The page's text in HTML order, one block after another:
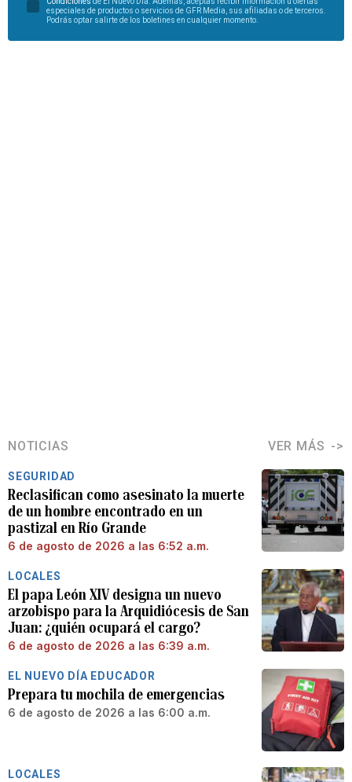
especiales de productos o servicios de GFR Media, sus afiliadas o de terceros.
Podrás optar salirte de los boletines en cualquier momento.
NOTICIAS VER MÁS
SEGURIDAD
Reclasifican como asesinato la muerte
de un hombre encontrado en un
pastizal en Río Grande
6 de agosto de 2026 a las 6:52 a.m.
LOCALES
El papa León XIV designa un nuevo
arzobispo para la Arquidiócesis de San
Juan: ¿quién ocupará el cargo?
6 de agosto de 2026 a las 6:39 a.m.
EL NUEVO DÍA EDUCADOR
Prepara tu mochila de emergencias
6 de agosto de 2026 a las 6:00 a.m.
LOCALES